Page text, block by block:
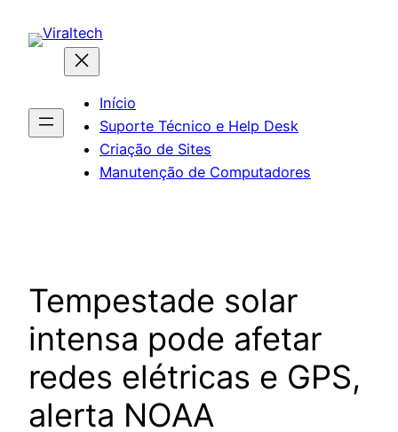
para
Início
Suporte Técnico e Help Desk
Criação de Sites
Manutenção de Computadores
Tempestade solar
intensa pode afetar
redes elétricas e GPS,
alerta NOAA